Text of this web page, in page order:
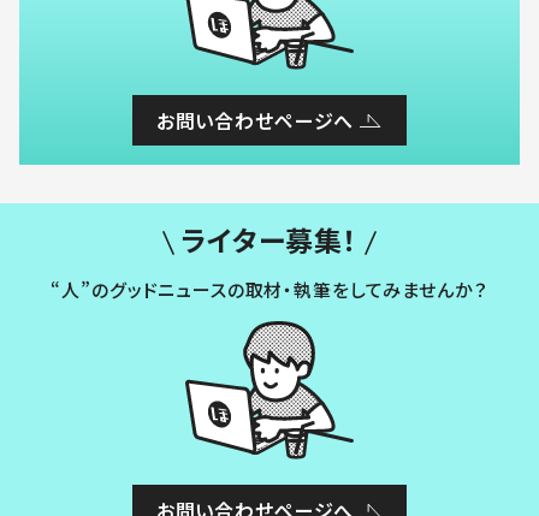
お問い合わせページへ
ライター募集！
“人”のグッドニュースの取材・執筆をしてみませんか？
お問い合わせページへ